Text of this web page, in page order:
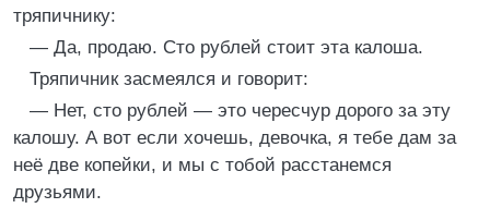
тряпичнику:
— Да, продаю. Сто рублей стоит эта калоша.
Тряпичник засмеялся и говорит:
— Нет, сто рублей — это чересчур дорого за эту
калошу. А вот если хочешь, девочка, я тебе дам за
неё две копейки, и мы с тобой расстанемся
друзьями.